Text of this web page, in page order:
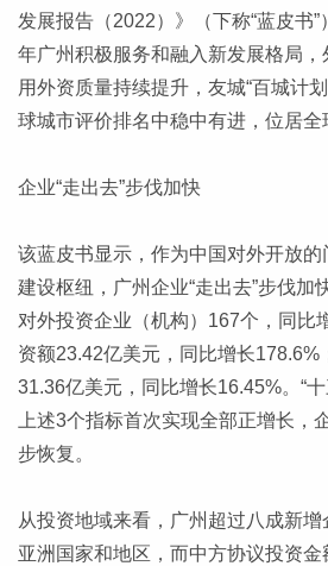
发展报告（2022）》（下称“蓝皮书
年广州积极服务和融入新发展格局
用外资质量持续提升，友城“百城计
球城市评价排名中稳中有进，位居全
企业“走出去”步伐加快
该蓝皮书显示，作为中国对外开放的
建设枢纽，广州企业“走出去”步伐加
对外投资企业（机构）167个，同比
资额23.42亿美元，同比增长178.6%
31.36亿美元，同比增长16.45%。“
上述3个指标首次实现全部正增长，
步恢复。
从投资地域来看，广州超过八成新
亚洲国家和地区，而中方协议投资